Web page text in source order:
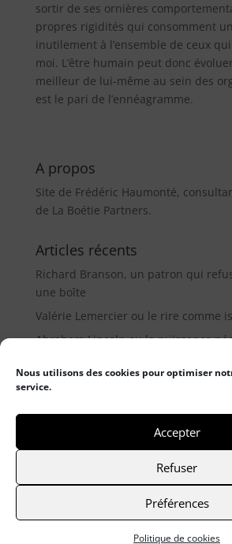
Nous utilisons des cookies pour optimiser
service.
Accepter
Refuser
Préférences
Politique de cookies
sortir de ses ornières
propres rigidités qui consomment
inutilement à l’ensemble de ceux
moi. L’être humain peut donc
meilleur de lui-même au sein des
est le pari de l’ennéagramme.
A propos
Site de Frédéric Haumonté,
de La Boétie Partners.
Articles récents
Richard Branson, un patron qui
une boîte
Valérie Lemercier ou le rire comme
Abraham Lincoln ou la puissance
© 2021 Frederic Haumonté-
Politique de cookies
Site réalisé par Graphisme